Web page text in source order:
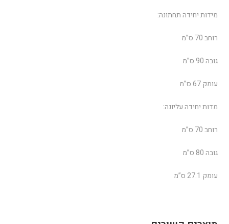
מידות יחידה תחתונה:
רוחב 70 ס”מ
גובה 90 ס”מ
עומק 67 ס”מ
מדות יחידה עליונה:
רוחב 70 ס”מ
גובה 80 ס”מ
עומק 27.1 ס”מ